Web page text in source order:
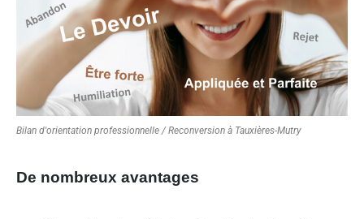
Bilan d'orientation professionnelle / Reconversion à Tauxières-Mutry
De nombreux avantages